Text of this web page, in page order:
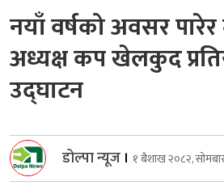
नयाँ वर्षको अवसर
अध्यक्ष कप खेलकुद
उद्घाटन
डोल्पा न्यूज । १ बैशाख २०८२,